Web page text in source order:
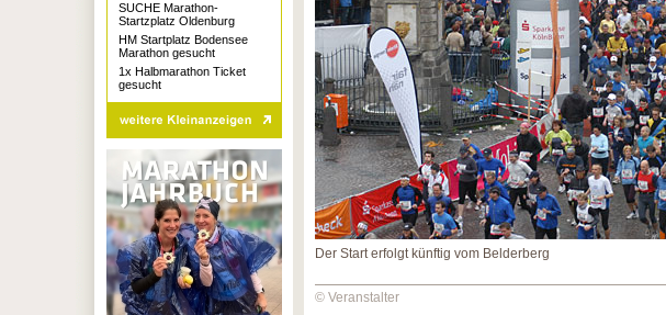
Der Start erfolgt künftig vom Belderberg
© Veranstalter
SUCHE Marathon-
Startzplatz Oldenburg
HM Startplatz Bodensee
Marathon gesucht
1x Halbmarathon Ticket
gesucht